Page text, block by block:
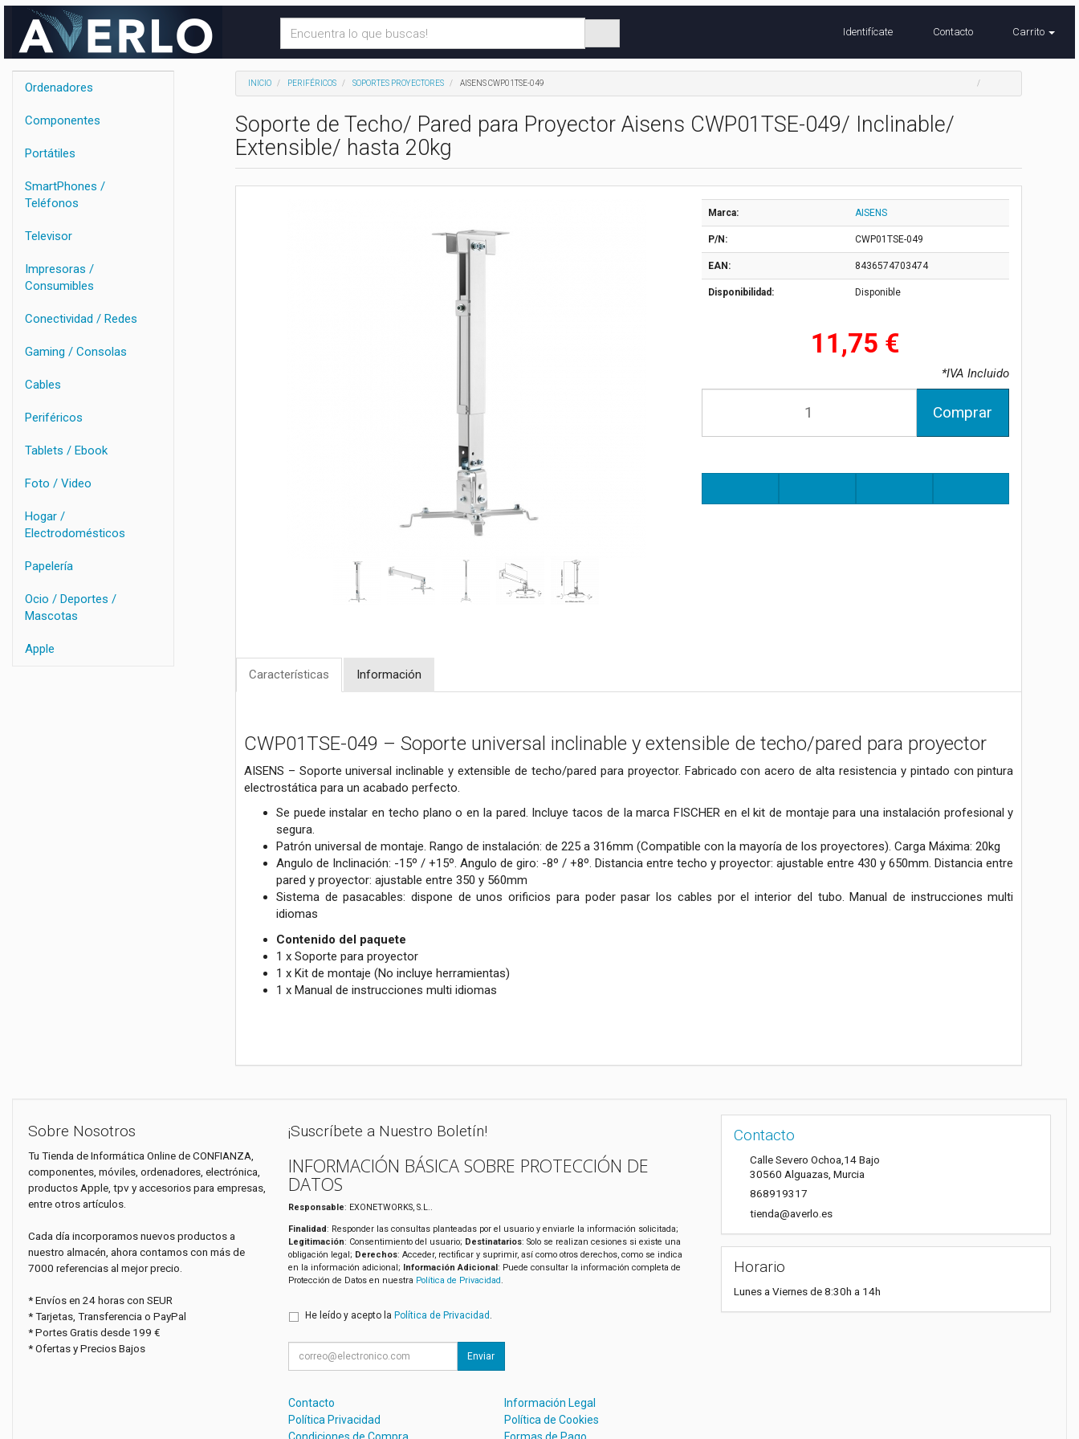
Identifícate Contacto Carrito
Ordenadores
Componentes
Portátiles
SmartPhones /
Teléfonos
Televisor
Impresoras /
Consumibles
Conectividad / Redes
Gaming / Consolas
Cables
Periféricos
Tablets / Ebook
Foto / Video
Hogar /
Electrodomésticos
Papelería
Ocio / Deportes /
Mascotas
Apple
INICIO PERIFÉRICOS SOPORTES PROYECTORES AISENS CWP01TSE-049
Soporte de Techo/ Pared para Proyector Aisens CWP01TSE-049/ Inclinable/
Extensible/ hasta 20kg
Marca: AISENS
P/N: CWP01TSE-049
EAN: 8436574703474
Disponibilidad: Disponible
11,75 €
*IVA Incluido
Comprar
Características Información
CWP01TSE-049 – Soporte universal inclinable y extensible de techo/pared para proyector
AISENS – Soporte universal inclinable y extensible de techo/pared para proyector. Fabricado con acero de alta resistencia y pintado con pintura
electrostática para un acabado perfecto.
Se puede instalar en techo plano o en la pared. Incluye tacos de la marca FISCHER en el kit de montaje para una instalación profesional y
segura.
Patrón universal de montaje. Rango de instalación: de 225 a 316mm (Compatible con la mayoría de los proyectores). Carga Máxima: 20kg
Angulo de Inclinación: -15º / +15º. Angulo de giro: -8º / +8º. Distancia entre techo y proyector: ajustable entre 430 y 650mm. Distancia entre
pared y proyector: ajustable entre 350 y 560mm
Sistema de pasacables: dispone de unos orificios para poder pasar los cables por el interior del tubo. Manual de instrucciones multi
idiomas
Contenido del paquete
1 x Soporte para proyector
1 x Kit de montaje (No incluye herramientas)
1 x Manual de instrucciones multi idiomas
Sobre Nosotros
Tu Tienda de Informática Online de CONFIANZA,
componentes, móviles, ordenadores, electrónica,
productos Apple, tpv y accesorios para empresas,
entre otros artículos.
Cada día incorporamos nuevos productos a
nuestro almacén, ahora contamos con más de
7000 referencias al mejor precio.
* Envíos en 24 horas con SEUR
* Tarjetas, Transferencia o PayPal
* Portes Gratis desde 199 €
* Ofertas y Precios Bajos
¡Suscríbete a Nuestro Boletín!
INFORMACIÓN BÁSICA SOBRE PROTECCIÓN DE
DATOS
Responsable: EXONETWORKS, S.L..
Finalidad: Responder las consultas planteadas por el usuario y enviarle la información solicitada;
Legitimación: Consentimiento del usuario; Destinatarios: Solo se realizan cesiones si existe una
obligación legal; Derechos: Acceder, rectificar y suprimir, así como otros derechos, como se indica
en la información adicional; Información Adicional: Puede consultar la información completa de
Protección de Datos en nuestra Política de Privacidad.
He leído y acepto la Política de Privacidad .
Enviar
Contacto
Información Legal
Política Privacidad
Política de Cookies
Contacto
Calle Severo Ochoa,14 Bajo
30560 Alguazas, Murcia
868919317
tienda@averlo.es
Horario
Lunes a Viernes de 8:30h a 14h